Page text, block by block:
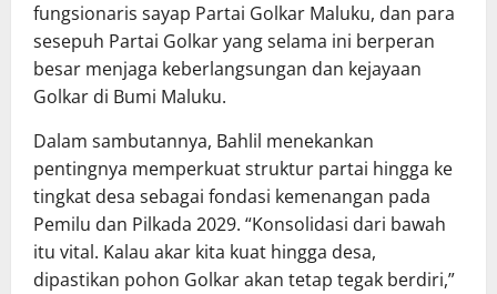
fungsionaris sayap Partai Golkar Maluku, dan para
sesepuh Partai Golkar yang selama ini berperan
besar menjaga keberlangsungan dan kejayaan
Golkar di Bumi Maluku.
Dalam sambutannya, Bahlil menekankan
pentingnya memperkuat struktur partai hingga ke
tingkat desa sebagai fondasi kemenangan pada
Pemilu dan Pilkada 2029. “Konsolidasi dari bawah
itu vital. Kalau akar kita kuat hingga desa,
dipastikan pohon Golkar akan tetap tegak berdiri,”